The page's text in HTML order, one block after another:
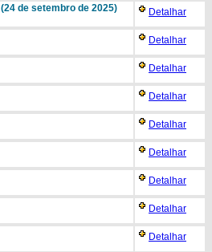
(24 de setembro de 2025) Detalhar
Detalhar
Detalhar
Detalhar
Detalhar
Detalhar
Detalhar
Detalhar
Detalhar